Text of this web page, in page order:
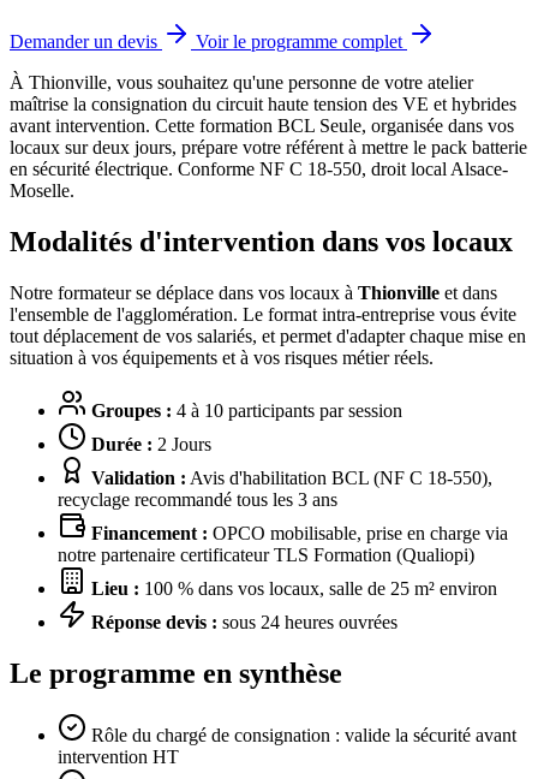
Demander un devis
Voir le programme complet
À Thionville, vous souhaitez qu'une personne de votre atelier
maîtrise la consignation du circuit haute tension des VE et hybrides
avant intervention. Cette formation BCL Seule, organisée dans vos
locaux sur deux jours, prépare votre référent à mettre le pack batterie
en sécurité électrique. Conforme NF C 18-550, droit local Alsace-
Moselle.
Modalités d'intervention dans vos locaux
Notre formateur se déplace dans vos locaux à Thionville et dans
l'ensemble de l'agglomération. Le format intra-entreprise vous évite
tout déplacement de vos salariés, et permet d'adapter chaque mise en
situation à vos équipements et à vos risques métier réels.
Groupes : 4 à 10 participants par session
Durée : 2 Jours
Validation : Avis d'habilitation BCL (NF C 18-550),
recyclage recommandé tous les 3 ans
Financement : OPCO mobilisable, prise en charge via
notre partenaire certificateur TLS Formation (Qualiopi)
Lieu : 100 % dans vos locaux, salle de 25 m² environ
Réponse devis : sous 24 heures ouvrées
Le programme en synthèse
Rôle du chargé de consignation : valide la sécurité avant
intervention HT